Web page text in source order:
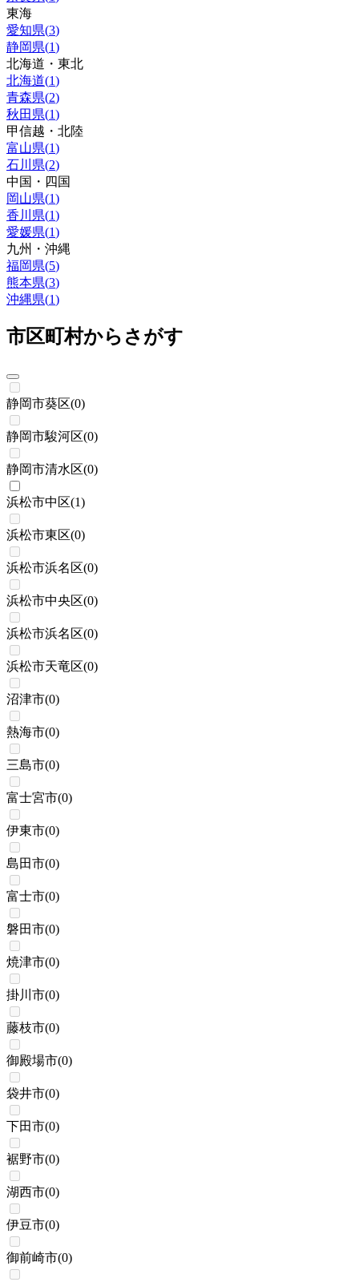
東海
愛知県(3)
静岡県(1)
北海道・東北
北海道(1)
青森県(2)
秋田県(1)
甲信越・北陸
富山県(1)
石川県(2)
中国・四国
岡山県(1)
香川県(1)
愛媛県(1)
九州・沖縄
福岡県(5)
熊本県(3)
沖縄県(1)
市区町村からさがす
静岡市葵区(0)
静岡市駿河区(0)
静岡市清水区(0)
浜松市中区(1)
浜松市東区(0)
浜松市浜名区(0)
浜松市中央区(0)
浜松市浜名区(0)
浜松市天竜区(0)
沼津市(0)
熱海市(0)
三島市(0)
富士宮市(0)
伊東市(0)
島田市(0)
富士市(0)
磐田市(0)
焼津市(0)
掛川市(0)
藤枝市(0)
御殿場市(0)
袋井市(0)
下田市(0)
裾野市(0)
湖西市(0)
伊豆市(0)
御前崎市(0)